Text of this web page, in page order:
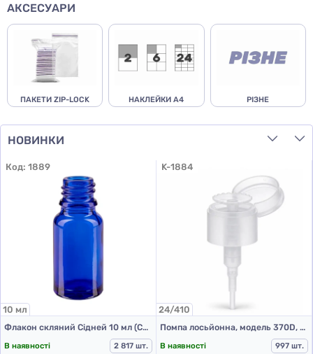
АКСЕСУАРИ
ПАКЕТИ ZIP-LOCK НАКЛЕЙКИ А4 РІЗНЕ
НОВИНКИ
Код: 1889
10 мл
Флакон скляний Сідней 10 мл (Синій)
В наявності
2 817 шт.
K-1884
24/410
Помпа лосьйонна, модель 370D, 24/410, гладка, прозорий, 200 мм
В наявності
997 шт.